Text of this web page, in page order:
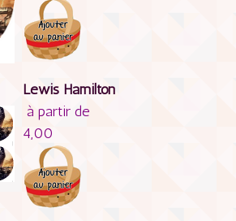
Lewis Hamilton
à partir de
4,00